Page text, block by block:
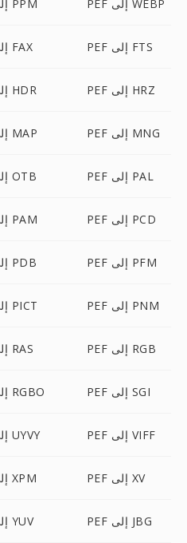
PEF إلى PPM PEF إلى WEBP
PEF إلى FAX PEF إلى FTS
PEF إلى HDR PEF إلى HRZ
PEF إلى MAP PEF إلى MNG
PEF إلى OTB PEF إلى PAL
PEF إلى PAM PEF إلى PCD
PEF إلى PDB PEF إلى PFM
PEF إلى PICT PEF إلى PNM
PEF إلى RAS PEF إلى RGB
PEF إلى RGBO PEF إلى SGI
PEF إلى UYVY PEF إلى VIFF
PEF إلى XPM PEF إلى XV
PEF إلى YUV PEF إلى JBG